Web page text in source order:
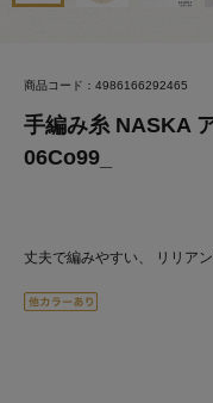
商品コード：4986166292465
手編み糸 NASKA
06Co99_
丈夫で編みやすい、 リリアン